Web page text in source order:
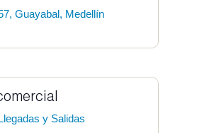
Guayabal, Medellín
y Salidas